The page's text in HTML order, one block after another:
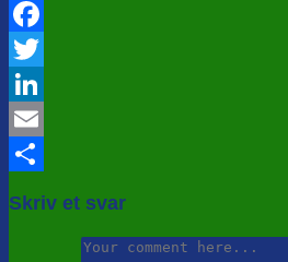
Facebook
Twitter
LinkedIn
Email
Skriv et svar